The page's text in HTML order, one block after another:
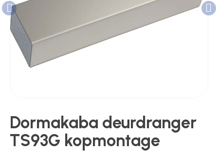
Kluizen
Poortonderdelen
Sloten
Dormakaba deurdranger
TS93G kopmontage